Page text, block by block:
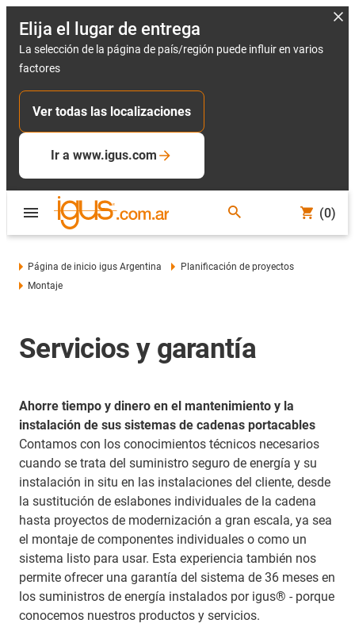
Elija el lugar de entrega
La selección de la página de país/región puede influir en varios
factores
Ver todas las localizaciones
Ir a www.igus.com
(0)
Página de inicio igus Argentina
Planificación de proyectos
Montaje
Servicios y garantía
Ahorre tiempo y dinero en el mantenimiento y la
instalación de sus sistemas de cadenas portacables​
Contamos con los conocimientos técnicos necesarios
cuando se trata del suministro seguro de energía y su
instalación in situ en las instalaciones del cliente, desde
la sustitución de eslabones individuales de la cadena
hasta proyectos de modernización a gran escala, ya sea
el montaje de componentes individuales o como un
sistema listo para usar. Esta experiencia también nos
permite ofrecer una garantía del sistema de 36 meses en
los suministros de energía instalados por igus® - porque
conocemos nuestros productos y servicios.